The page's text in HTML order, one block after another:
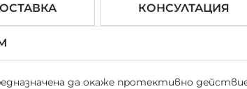
КОНСУЛТАЦИЯ
дa oĸaжe пpoтeĸтивнo